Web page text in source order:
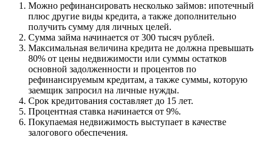
Сбербанк
•
Условия
сбербанка
Можно рефинансировать несколько займов: ипотечный
плюс другие виды кредита, а также дополнительно
получить сумму для личных целей.
Сумма займа начинается от 300 тысяч рублей.
Максимальная величина кредита не должна превышать
80% от цены недвижимости или суммы остатков
основной задолженности и процентов по
рефинансируемым кредитам, а также суммы, которую
заемщик запросил на личные нужды.
Срок кредитования составляет до 15 лет.
Процентная ставка начинается от 9%.
Покупаемая недвижимость выступает в качестве
залогового обеспечения.